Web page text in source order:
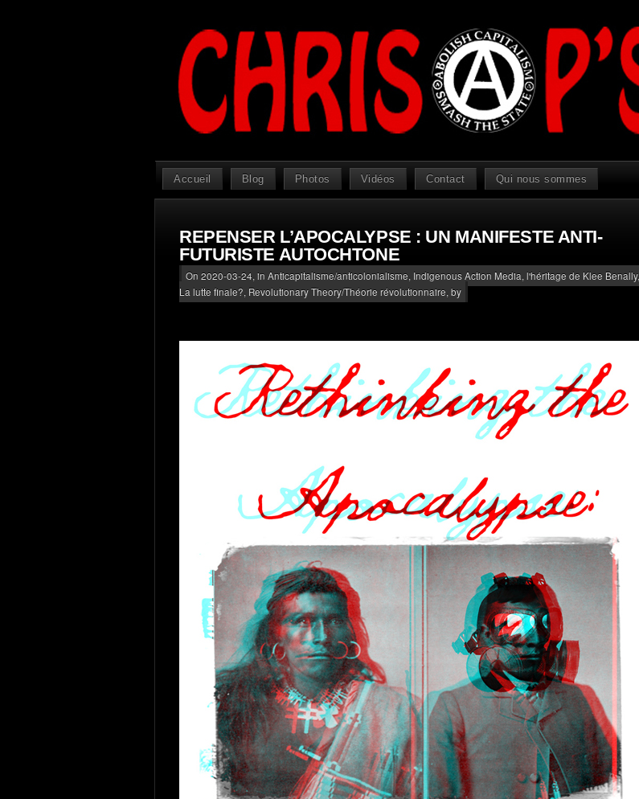
Accueil Blog Photos Vidéos Contact Qui nous sommes
REPENSER L’APOCALYPSE : UN MANIFESTE ANTI-
FUTURISTE AUTOCHTONE
On 2020-03-24, in Anticapitalisme/anticolonialisme Indigenous Action Media, l'héritage de Klee Benally,
La lutte finale? Revolutionary Theory/Théorie révolutionnaire , by